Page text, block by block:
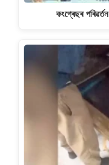
কংগ্ৰেছৰ